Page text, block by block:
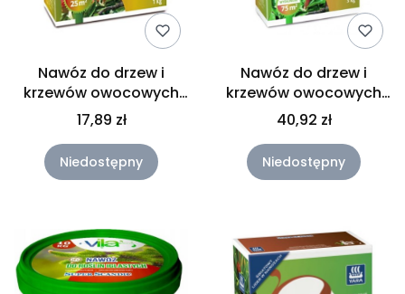
Nawóz do drzew i
krzewów owocowych
1kg VILA
17,89 zł
Niedostępny
Nawóz do drzew i
krzewów owocowych
3KG VILA W-WA
40,92 zł
Niedostępny